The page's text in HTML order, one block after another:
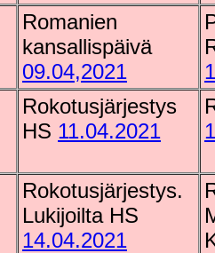
Romanien
kansallispäivä
09.04,2021
Rokotusjärjestys
HS 11.04.2021
Rokotusjärjestys.
Lukijoilta HS
14.04.2021